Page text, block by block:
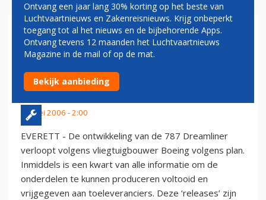
ONTWIKKELING BOEING 787
DREAMLINER VORDERT
GESTAAG
22 mei 2006 - 2:00
EVERETT - De ontwikkeling van de 787 Dreamliner
verloopt volgens vliegtuigbouwer Boeing volgens plan.
Inmiddels is een kwart van alle informatie om de
onderdelen te kunnen produceren voltooid en
vrijgegeven aan toeleveranciers. Deze ‘releases’ zijn
Ontvang een jaar lang 30% korting op het beste van
Luchtvaartnieuws en Zakenreisnieuws. Krijg onbeperkt
toegang tot al het nieuws en de bijbehorende Apps.
Ontvang tevens 12 maanden het Luchtvaartnieuws
Magazine in de mail of op de mat.
Bekijk aanbieding